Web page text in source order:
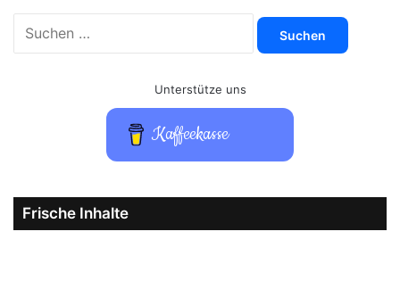
nach:
Unterstütze uns
Kaffeekasse
Frische Inhalte